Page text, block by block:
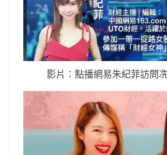
影片：點播網易朱紀菲訪問